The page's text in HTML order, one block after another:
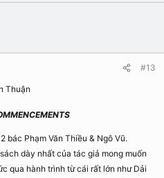
#13
Thuận
bác Phạm Văn Thiều & Ngô Vũ.
dày nhất của tác giả mong muốn
qua hành trình từ cái rất lớn như Dải